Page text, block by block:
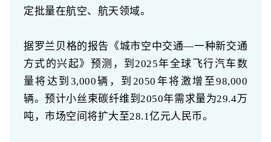
定批量在航空、航天领域。
据罗兰贝格的报告《城市空中交通—一种新交通
方式的兴起》预测，到2025年全球飞行汽车数
量将达到3,000辆，到2050年将激增至98,000
辆。预计小丝束碳纤维到2050年需求量为29.4万
吨，市场空间将扩大至28.1亿元人民币。